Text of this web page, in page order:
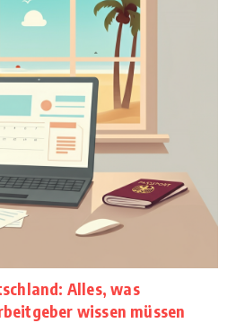
Alles, was
wissen müssen